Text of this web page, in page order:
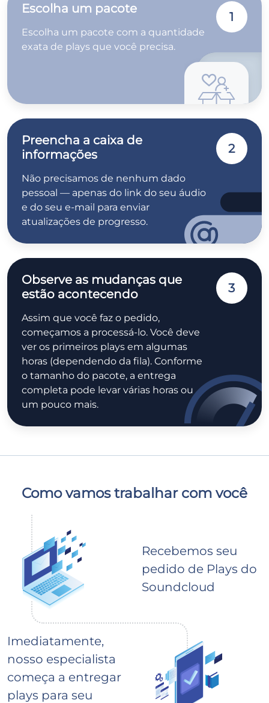
Escolha um pacote
Escolha um pacote com a quantidade
exata de plays que você precisa.
1
Preencha a caixa de
informações
Não precisamos de nenhum dado
pessoal — apenas do link do seu áudio
e do seu e-mail para enviar
atualizações de progresso.
2
Observe as mudanças que
estão acontecendo
Assim que você faz o pedido,
começamos a processá-lo. Você deve
ver os primeiros plays em algumas
horas (dependendo da fila). Conforme
o tamanho do pacote, a entrega
completa pode levar várias horas ou
um pouco mais.
3
Como vamos trabalhar com você
Recebemos seu
pedido de Plays do
Soundcloud
Imediatamente,
nosso especialista
começa a entregar
plays para seu